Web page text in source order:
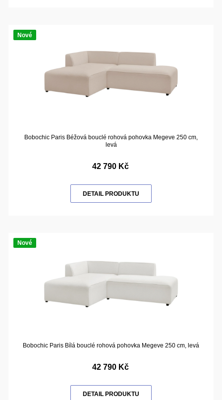
Nové
Bobochic Paris Béžová bouclé rohová pohovka Megeve 250 cm,
levá
42 790 Kč
DETAIL PRODUKTU
Nové
Bobochic Paris Bílá bouclé rohová pohovka Megeve 250 cm, levá
42 790 Kč
DETAIL PRODUKTU